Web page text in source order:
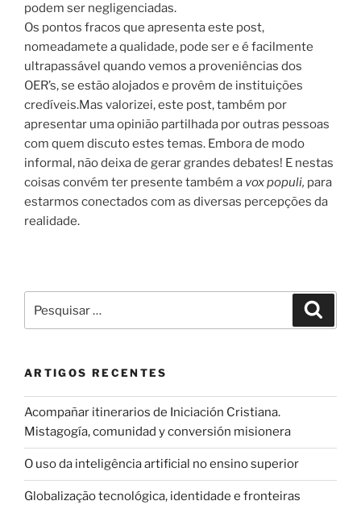
podem ser negligenciadas.
Os pontos fracos que apresenta este post,
nomeadamete a qualidade, pode ser e é facilmente
ultrapassável quando vemos a proveniências dos
OER’s, se estão alojados e provêm de instituições
credíveis.Mas valorizei, este post, também por
apresentar uma opinião partilhada por outras pessoas
com quem discuto estes temas. Embora de modo
informal, não deixa de gerar grandes debates! E nestas
coisas convém ter presente também a vox populi, para
estarmos conectados com as diversas percepções da
realidade.
por:
ARTIGOS RECENTES
Acompañar itinerarios de Iniciación Cristiana.
Mistagogía, comunidad y conversión misionera
O uso da inteligência artificial no ensino superior
Globalização tecnológica, identidade e fronteiras